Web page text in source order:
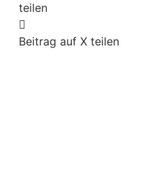
teilen
Beitrag auf X teilen